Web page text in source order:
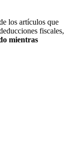
los artículos que
fiscales,
mientras